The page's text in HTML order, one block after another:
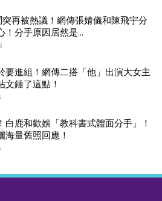
再被熱議！網傳張婧儀和陳飛宇分
！分手原因居然是…
要進組！網傳二搭「他」出演大女主
文錘了這點！
白鹿和歡娛「教科書式體面分手」！
海量舊照回應！